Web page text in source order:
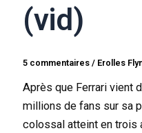
(vid)
5 commentaires / Erolles
Après que Ferrari vient
millions de fans sur sa
colossal atteint en trois